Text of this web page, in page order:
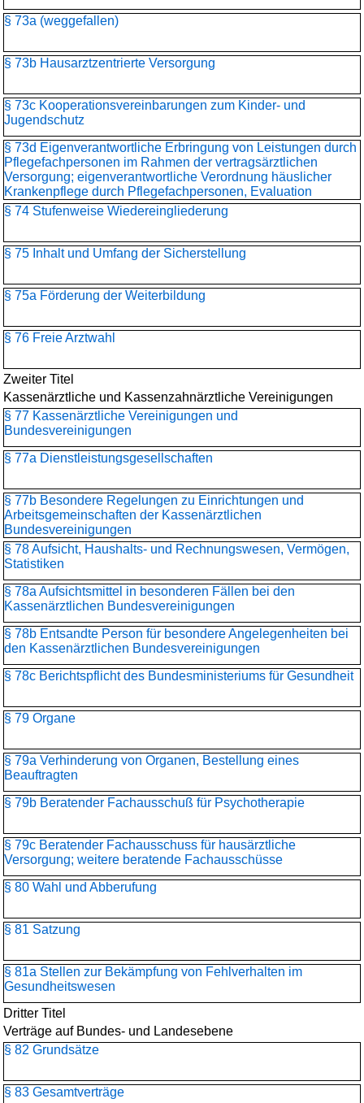
§ 73a (weggefallen)
§ 73b Hausarztzentrierte Versorgung
§ 73c Kooperationsvereinbarungen zum Kinder- und
Jugendschutz
§ 73d Eigenverantwortliche Erbringung von Leistungen durch
Pflegefachpersonen im Rahmen der vertragsärztlichen
Versorgung; eigenverantwortliche Verordnung häuslicher
Krankenpflege durch Pflegefachpersonen, Evaluation
§ 74 Stufenweise Wiedereingliederung
§ 75 Inhalt und Umfang der Sicherstellung
§ 75a Förderung der Weiterbildung
§ 76 Freie Arztwahl
Zweiter Titel
Kassenärztliche und Kassenzahnärztliche Vereinigungen
§ 77 Kassenärztliche Vereinigungen und
Bundesvereinigungen
§ 77a Dienstleistungsgesellschaften
§ 77b Besondere Regelungen zu Einrichtungen und
Arbeitsgemeinschaften der Kassenärztlichen
Bundesvereinigungen
§ 78 Aufsicht, Haushalts- und Rechnungswesen, Vermögen,
Statistiken
§ 78a Aufsichtsmittel in besonderen Fällen bei den
Kassenärztlichen Bundesvereinigungen
§ 78b Entsandte Person für besondere Angelegenheiten bei
den Kassenärztlichen Bundesvereinigungen
§ 78c Berichtspflicht des Bundesministeriums für Gesundheit
§ 79 Organe
§ 79a Verhinderung von Organen, Bestellung eines
Beauftragten
§ 79b Beratender Fachausschuß für Psychotherapie
§ 79c Beratender Fachausschuss für hausärztliche
Versorgung; weitere beratende Fachausschüsse
§ 80 Wahl und Abberufung
§ 81 Satzung
§ 81a Stellen zur Bekämpfung von Fehlverhalten im
Gesundheitswesen
Dritter Titel
Verträge auf Bundes- und Landesebene
§ 82 Grundsätze
§ 83 Gesamtverträge